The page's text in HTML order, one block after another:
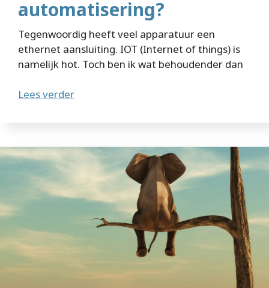
automatisering?
Tegenwoordig heeft veel apparatuur een
ethernet aansluiting. IOT (Internet of things) is
namelijk hot. Toch ben ik wat behoudender dan
Lees verder